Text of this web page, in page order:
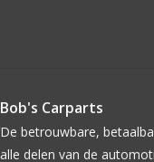
Bob's Carparts
De betrouwbare,
alle delen van de